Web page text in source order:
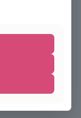
para criar uma
um
decoração